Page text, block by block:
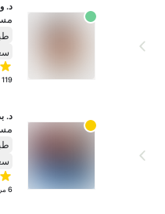
د.
119
د.
6